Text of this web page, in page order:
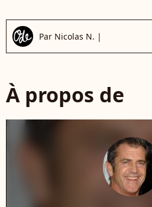
Par Nicolas N. |
À propos de